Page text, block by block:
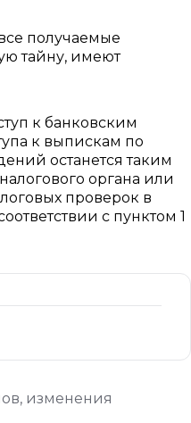
получаемые
тайну, имеют
к банковским
к выпискам по
останется таким
органа или
проверок в
с пунктом 1
, изменения